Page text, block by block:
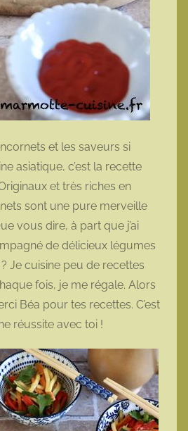
et les saveurs si
asiatique, c’est la recette
et très riches en
sont une pure merveille
vous dire, à part que j’ai
de délicieux légumes
Je cuisine peu de recettes
fois, je me régale. Alors
Béa pour tes recettes. C’est
réussite avec toi !